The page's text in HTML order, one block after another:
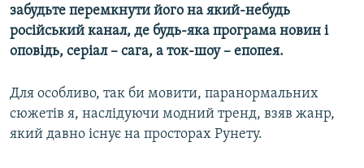
забудьте перемкнути його на який-небудь
російський канал, де будь-яка програма новин i
оповідь, серіал – сага, а ток-шоу – епопея.
Для особливо, так би мовити, паранормальних
сюжетів я, наслідуючи модний тренд, взяв жанр,
який давно існує на просторах Рунету.